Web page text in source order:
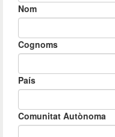
Nom
Cognoms
País
Comunitat Autònoma